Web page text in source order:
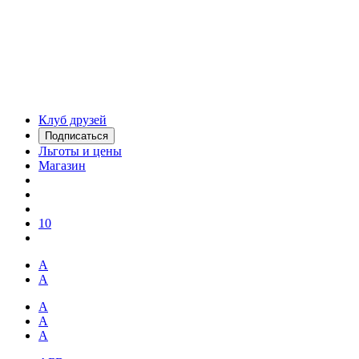
Клуб друзей
Подписаться
Льготы и цены
Магазин
10
А
А
А
А
А